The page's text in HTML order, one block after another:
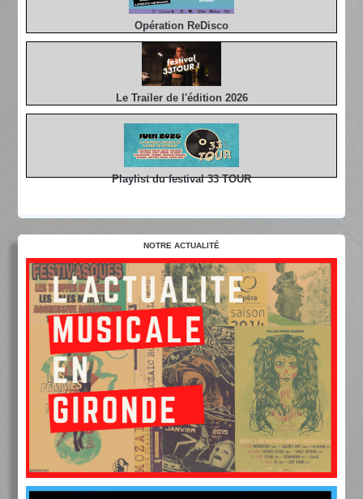
Opération ReDisco
Le Trailer de l'édition 2026
Playlist du festival 33 TOUR
NOTRE ACTUALITÉ